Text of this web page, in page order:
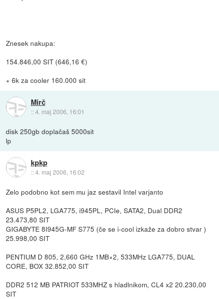
Znesek nakupa:
154.846,00 SIT (646,16 €)
+ 6k za cooler 160.000 sit
Mirč
::4. maj 2006, 16:01
disk 250gb doplačaš 5000sit
lp
kpkp
::4. maj 2006, 16:02
Zelo podobno kot sem mu jaz sestavil Intel varjanto
ASUS P5PL2, LGA775, i945PL, PCIe, SATA2, Dual DDR2
23.473,80 SIT
GIGABYTE 8I945G-MF S775 (če se i-cool izkaže za dobro stvar )
25.998,00 SIT
PENTIUM D 805, 2,660 GHz 1MB×2, 533MHz LGA775, DUAL
CORE, BOX 32.852,00 SIT
DDR2 512 MB PATRIOT 533MHZ s hladlnikom, CL4 x2 20.230,00
SIT